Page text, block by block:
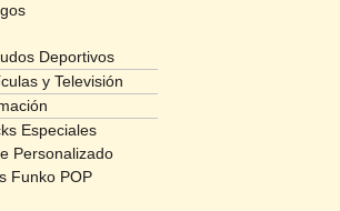
Deportivos
y Televisión
Especiales
Personalizado
Funko POP